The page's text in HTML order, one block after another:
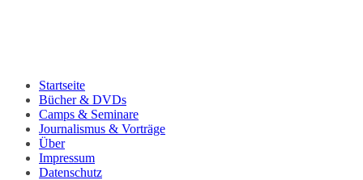
Startseite
Bücher & DVDs
Camps & Seminare
Journalismus & Vorträge
Über
Impressum
Datenschutz